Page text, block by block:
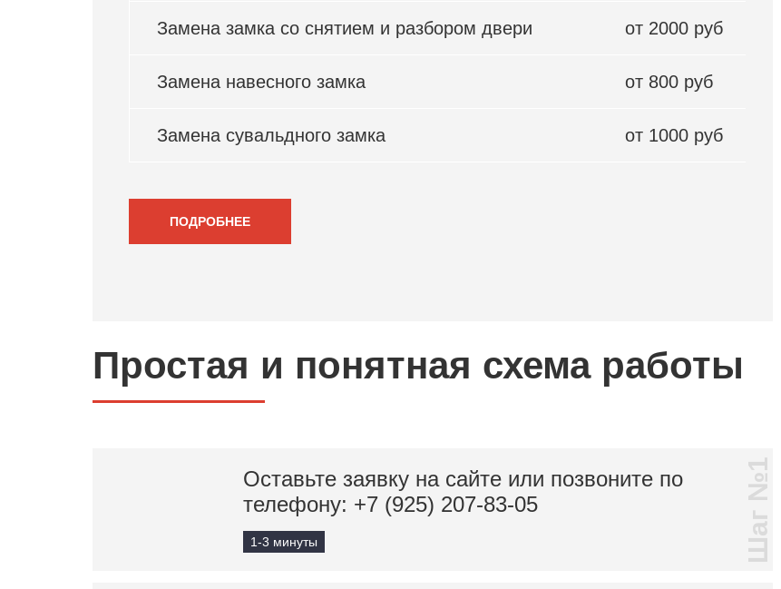
Простая и понятная схема работы
Оставьте заявку на сайте или позвоните по
телефону: +7 (925) 207-83-05
1-3 минуты Шаг №1
Замена замка со снятием и разбором двери от 2000 руб
Замена навесного замка от 800 руб
Замена сувальдного замка от 1000 руб
ПОДРОБНЕЕ